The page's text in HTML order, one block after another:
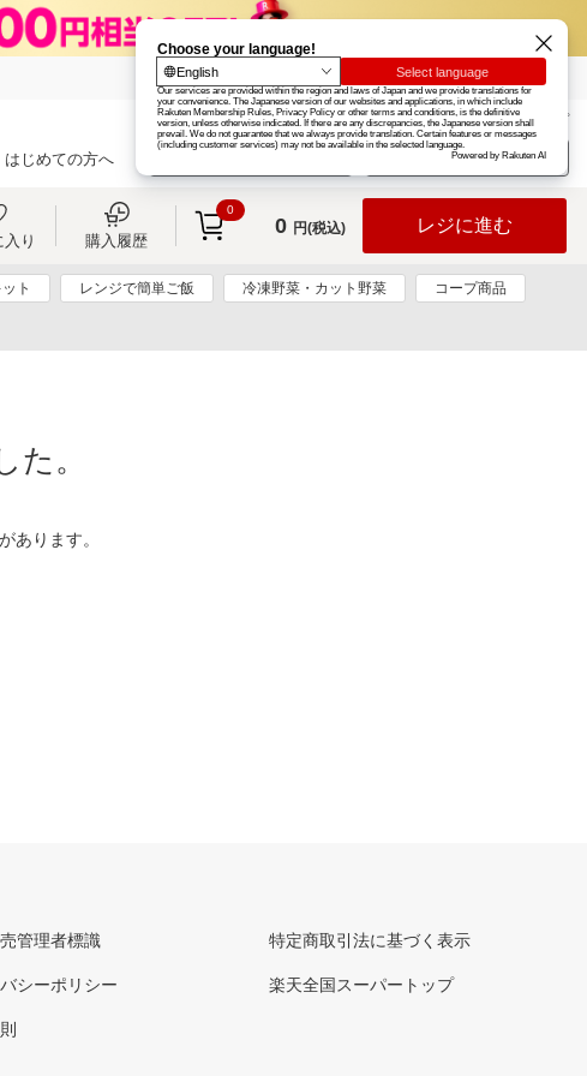
楽天グループ カード
お知らせ ヘルプ
はじめての方へ ログイン
り 購入履歴
0
0 円(税込) レジに進む
ト レンジで簡単ご飯 冷凍野菜・カット野菜 コープ商品
。
あります。
管理者標識
シーポリシー
特定商取引法に基づく表示
楽天全国スーパートップ